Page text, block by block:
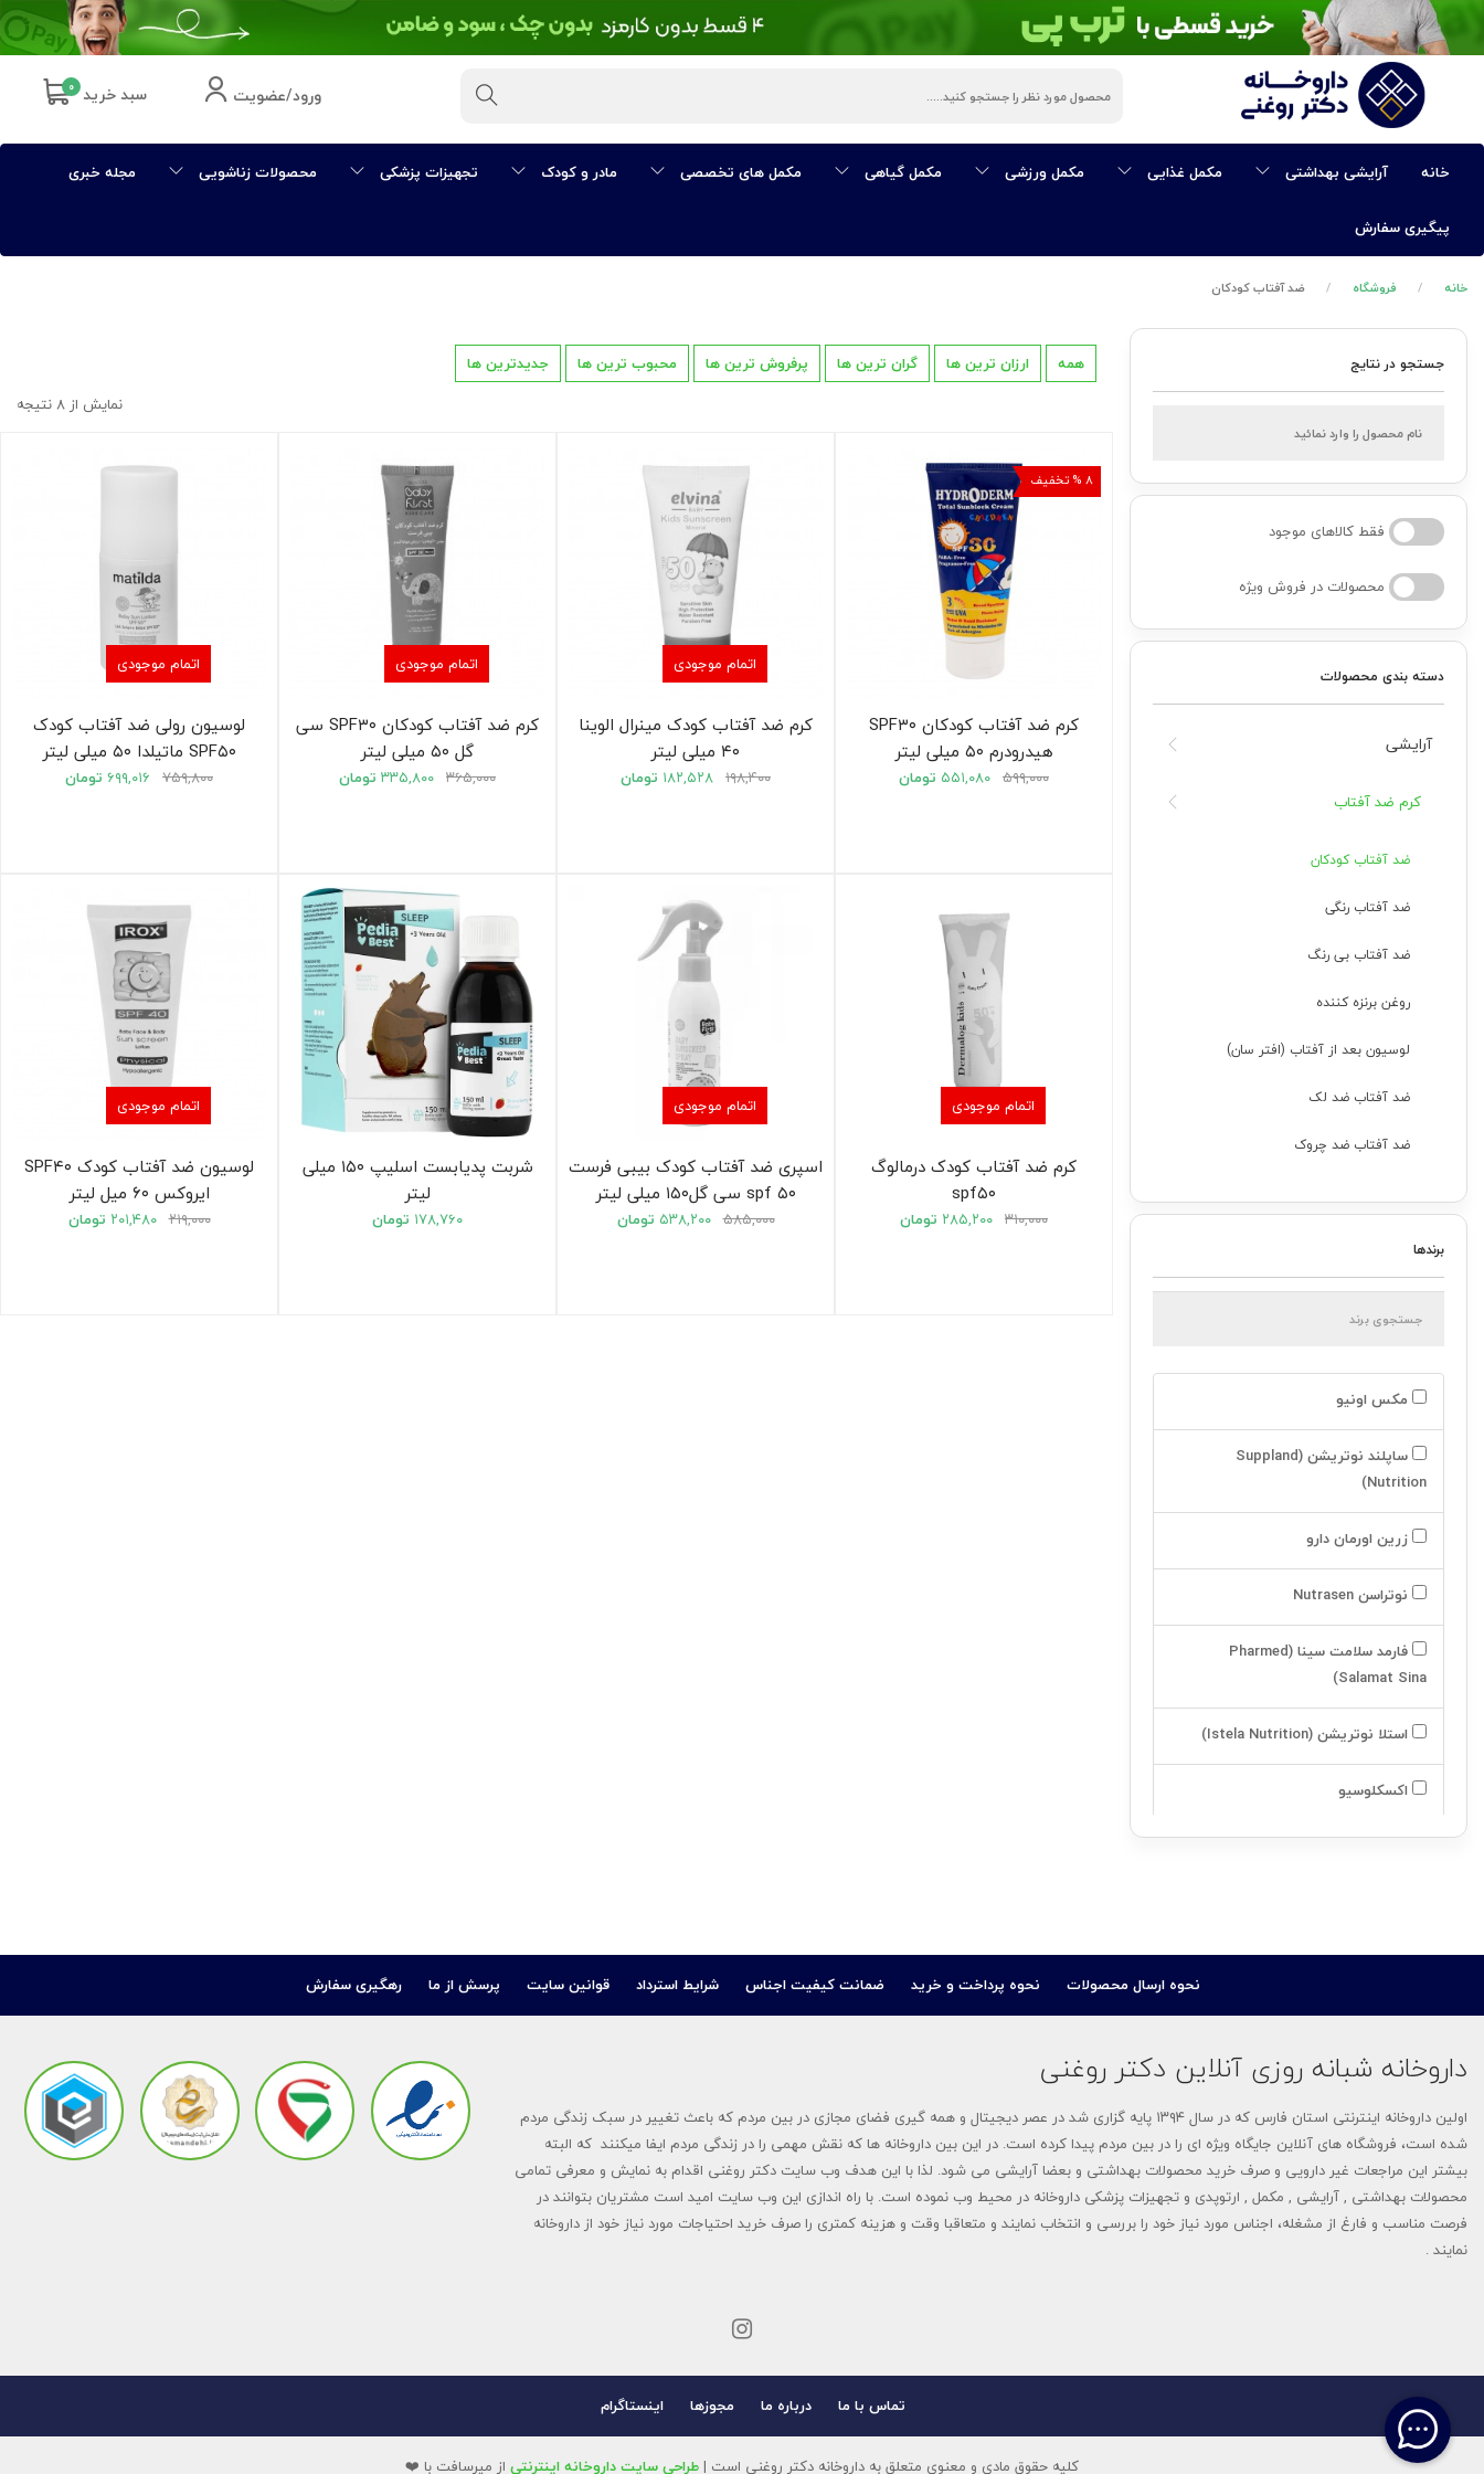
۰ سبد خرید ورود/عضویت
خانه آرایشی بهداشتی مکمل غذایی مکمل ورزشی مکمل گیاهی مکمل های تخصصی مادر و کودک تجهیزات پزشکی محصولات زناشویی مجله خبری
پیگیری سفارش
خانه فروشگاه ضد آفتاب کودکان
جستجو در نتایج
فقط کالاهای موجود
محصولات در فروش ویژه
دسته بندی محصولات
آرایشی
کرم ضد آفتاب
ضد آفتاب کودکان
ضد آفتاب رنگی
ضد آفتاب بی رنگ
روغن برنزه کننده
لوسیون بعد از آفتاب (افتر سان)
ضد آفتاب ضد لک
ضد آفتاب ضد چروک
درمان مو
مراقبت زیبایی و پوست
مکمل غذایی
مکمل ورزشی
مادر و کودک
تجهیزات پزشکی
محصولات زناشویی
برندها
مکس اونیو
ساپلند نوتریشن (Suppland
Nutrition)
زرین اورمان دارو
نوتراسن Nutrasen
فارمد سلامت سینا (Pharmed
Salamat Sina)
استلا نوتریشن (Istela Nutrition)
اکسکلوسیو
آسکولاپیوس
لیلیا هلث کر (Lilia Health Care)
برسام فارمد (Barsam Pharmed)
راد بهین دانش
بی بی اسکین-Baby Skin
نانوهیل - NANOHEAL
آلسینا-Alcina
دلاویگا-Delaviga
همه ارزان ترین ها گران ترین ها پرفروش ترین ها محبوب ترین ها
جدیدترین ها
نمایش از ۸ نتیجه
۸ % تخفیف
کرم ضد آفتاب کودکان SPF۳۰
هیدرودرم ۵۰ میلی لیتر
۵۹۹,۰۰۰ ۵۵۱,۰۸۰ تومان
اتمام موجودی
کرم ضد آفتاب کودک مینرال الوینا
۴۰ میلی لیتر
۱۹۸,۴۰۰ ۱۸۲,۵۲۸ تومان
اتمام موجودی
کرم ضد آفتاب کودکان SPF۳۰ سی
گل ۵۰ میلی لیتر
۳۶۵,۰۰۰ ۳۳۵,۸۰۰ تومان
اتمام موجودی
لوسیون رولی ضد آفتاب کودک
SPF۵۰ ماتیلدا ۵۰ میلی لیتر
۷۵۹,۸۰۰ ۶۹۹,۰۱۶ تومان
اتمام موجودی
کرم ضد آفتاب کودک درمالوگ
spf۵۰
۳۱۰,۰۰۰ ۲۸۵,۲۰۰ تومان
اتمام موجودی
اسپری ضد آفتاب کودک بیبی فرست
۵۰ spf سی گل۱۵۰ میلی لیتر
۵۸۵,۰۰۰ ۵۳۸,۲۰۰ تومان
شربت پدیابست اسلیپ ۱۵۰ میلی
لیتر
۱۷۸,۷۶۰ تومان
اتمام موجودی
لوسیون ضد آفتاب کودک SPF۴۰
ایروکس ۶۰ میل لیتر
۲۱۹,۰۰۰ ۲۰۱,۴۸۰ تومان
نحوه ارسال محصولات نحوه پرداخت و خرید ضمانت کیفیت اجناس شرایط استرداد قوانین سایت پرسش از ما رهگیری سفارش
داروخانه شبانه روزی آنلاین دکتر روغنی
اولین داروخانه اینترنتی استان فارس که در سال ۱۳۹۴ پایه گزاری شد در عصر دیجیتال و همه گیری فضای مجازی در بین مردم که باعث تغییر در سبک زندگی مردم
شده است، فروشگاه های آنلاین جایگاه ویژه ای را در بین مردم پیدا کرده است. در این بین داروخانه ها که نقش مهمی را در زندگی مردم ایفا میکنند که البته
بیشتر این مراجعات غیر دارویی و صرف خرید محصولات بهداشتی و بعضا آرایشی می شود. لذا با این هدف وب سایت دکتر روغنی اقدام به نمایش و معرفی تمامی
محصولات بهداشتی , آرایشی , مکمل , ارتوپدی و تجهیزات پزشکی داروخانه در محیط وب نموده است. با راه اندازی این وب سایت امید است مشتریان بتوانند در
فرصت مناسب و فارغ از مشغله، اجناس مورد نیاز خود را بررسی و انتخاب نمایند و متعاقبا وقت و هزینه کمتری را صرف خرید احتیاجات مورد نیاز خود از داروخانه
نمایند .
تماس با ما درباره ما مجوزها اینستاگرام
کلیه حقوق مادی و معنوی متعلق به داروخانه دکتر روغنی است |طراحی سایت داروخانه اینترنتی از میرسافت با ❤️